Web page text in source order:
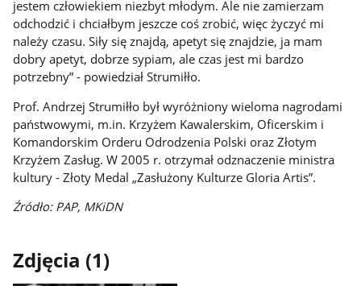
jestem człowiekiem niezbyt młodym. Ale nie zamierzam
odchodzić i chciałbym jeszcze coś zrobić, więc życzyć mi
należy czasu. Siły się znajdą, apetyt się znajdzie, ja mam
dobry apetyt, dobrze sypiam, ale czas jest mi bardzo
potrzebny” - powiedział Strumiłło.
Prof. Andrzej Strumiłło był wyróżniony wieloma nagrodami
państwowymi, m.in. Krzyżem Kawalerskim, Oficerskim i
Komandorskim Orderu Odrodzenia Polski oraz Złotym
Krzyżem Zasług. W 2005 r. otrzymał odznaczenie ministra
kultury - Złoty Medal „Zasłużony Kulturze Gloria Artis”.
Źródło: PAP, MKiDN
Zdjęcia (1)